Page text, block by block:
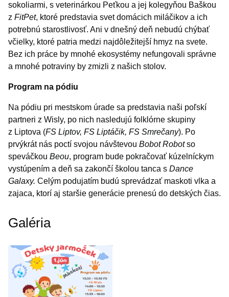
sokoliarmi, s veterinárkou Peťkou a jej kolegyňou Baškou
z FitPet, ktoré predstavia svet domácich miláčikov a ich
potrebnú starostlivosť. Ani v dnešný deň nebudú chýbať
včielky, ktoré patria medzi najdôležitejší hmyz na svete.
Bez ich práce by mnohé ekosystémy nefungovali správne
a mnohé potraviny by zmizli z našich stolov.
Program na pódiu
Na pódiu pri mestskom úrade sa predstavia naši poľskí
partneri z Wisly, po nich nasledujú folklórne skupiny
z Liptova (FS Liptov, FS Liptáčik, FS Smrečany). Po
prvýkrát nás poctí svojou návštevou Bobot Robotso
speváčkou Beou, program bude pokračovať kúzelníckym
vystúpením a deň sa zakončí školou tanca s Dance
Galaxy. Celým podujatím budú sprevádzať maskoti vlka a
zajaca, ktorí aj staršie generácie prenesú do detských čias.
Galéria